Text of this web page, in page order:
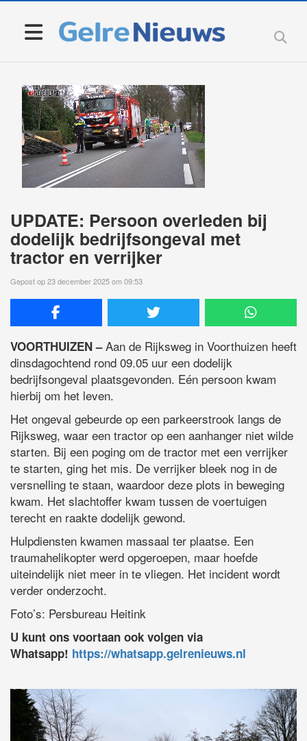
UPDATE: Persoon overleden bij
dodelijk bedrijfsongeval met
tractor en verrijker
Gepost op 23 december 2025 om 09:53
VOORTHUIZEN –Aan de Rijksweg in Voorthuizen heeft
dinsdagochtend rond 09.05 uur een dodelijk
bedrijfsongeval plaatsgevonden. Eén persoon kwam
hierbij om het leven.
Het ongeval gebeurde op een parkeerstrook langs de
Rijksweg, waar een tractor op een aanhanger niet wilde
starten. Bij een poging om de tractor met een verrijker
te starten, ging het mis. De verrijker bleek nog in de
versnelling te staan, waardoor deze plots in beweging
kwam. Het slachtoffer kwam tussen de voertuigen
terecht en raakte dodelijk gewond.
Hulpdiensten kwamen massaal ter plaatse. Een
traumahelikopter werd opgeroepen, maar hoefde
uiteindelijk niet meer in te vliegen. Het incident wordt
verder onderzocht.
Foto’s: Persbureau Heitink
U kunt ons voortaan ook volgen via
Whatsapp! https://whatsapp.gelrenieuws.nl